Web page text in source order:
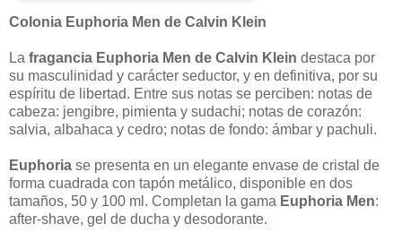
Colonia Euphoria Men de Calvin Klein
La fragancia Euphoria Men de Calvin Klein destaca por
su masculinidad y carácter seductor, y en definitiva, por su
espíritu de libertad. Entre sus notas se perciben: notas de
cabeza: jengibre, pimienta y sudachi; notas de corazón:
salvia, albahaca y cedro; notas de fondo: ámbar y pachuli.
Euphoria se presenta en un elegante envase de cristal de
forma cuadrada con tapón metálico, disponible en dos
tamaños, 50 y 100 ml. Completan la gama Euphoria Men:
after-shave, gel de ducha y desodorante.